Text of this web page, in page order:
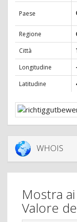
Paese
Regione
Città
Longitudine
Latitudine
WHOIS
Mostra
Valore